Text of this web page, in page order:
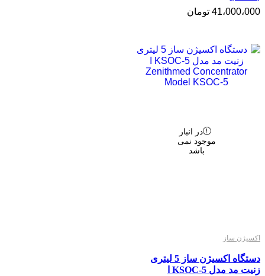
41،000،000 تومان
در انبار
موجود نمی
باشد
اکسیژن ساز
دستگاه اکسیژن ساز 5 لیتری